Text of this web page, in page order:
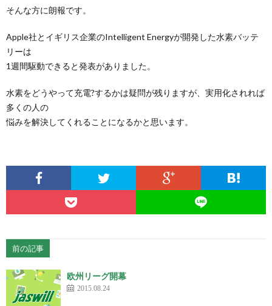
そんな方に朗報です。
Apple社とイギリス企業のIntelligent Energyが開発した水素バッテ
リーは
1週間駆動できると発表がありました。
水素をどうやって充電?するかは疑問が残りますが、実用化されれば
多くの人の
悩みを解決してくれることになるかと思います。
前の記事
欧州リーグ開幕
2015.08.24